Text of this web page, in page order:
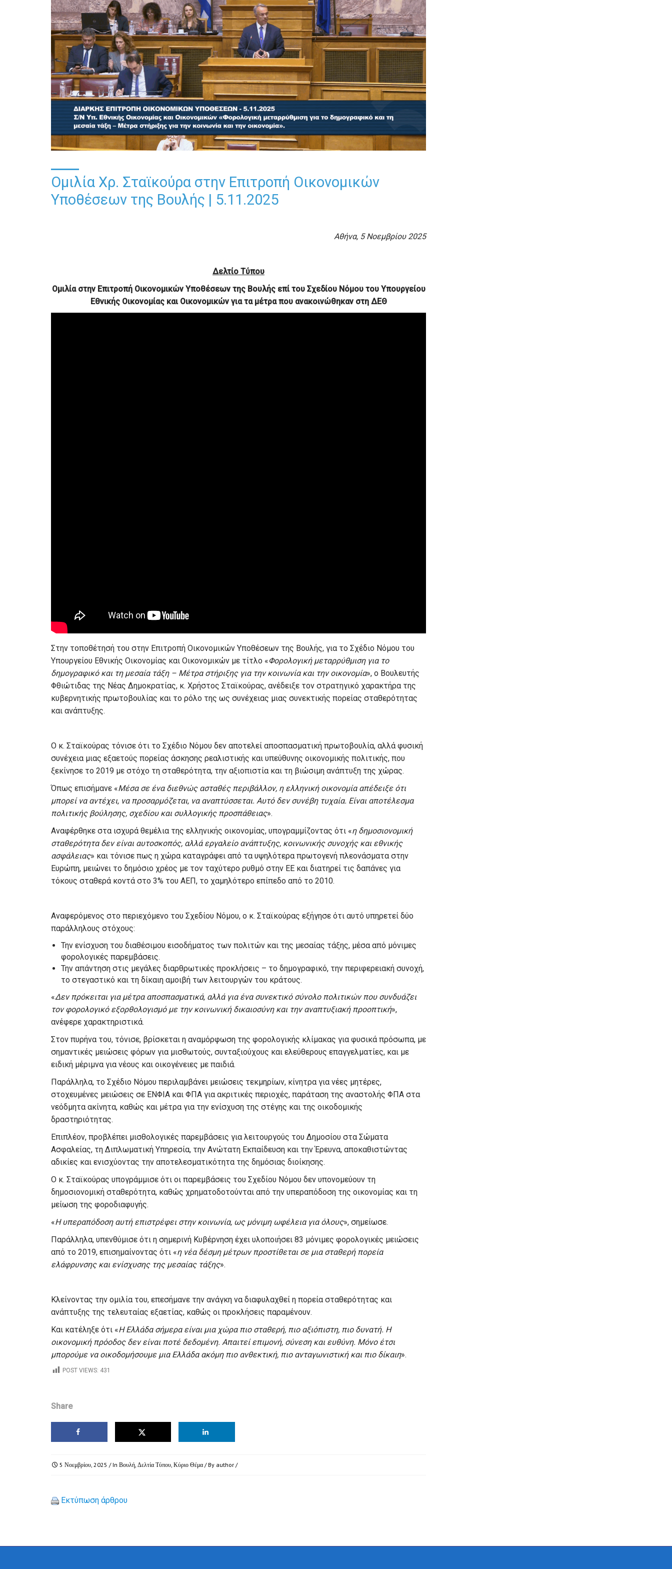
Ομιλία Χρ. Σταϊκούρα στην Επιτροπή Οικονομικών
Υποθέσεων της Βουλής | 5.11.2025
Αθήνα, 5 Νοεμβρίου 2025
Δελτίο Τύπου
Ομιλία στην Επιτροπή Οικονομικών Υποθέσεων της Βουλής επί του Σχεδίου Νόμου του Υπουργείου
Εθνικής Οικονομίας και Οικονομικών για τα μέτρα που ανακοινώθηκαν στη ΔΕΘ
Στην τοποθέτησή του στην Επιτροπή Οικονομικών Υποθέσεων της Βουλής, για το Σχέδιο Νόμου του
Υπουργείου Εθνικής Οικονομίας και Οικονομικών με τίτλο «Φορολογική μεταρρύθμιση για το
δημογραφικό και τη μεσαία τάξη – Μέτρα στήριξης για την κοινωνία και την οικονομία», ο Βουλευτής
Φθιώτιδας της Νέας Δημοκρατίας, κ. Χρήστος Σταϊκούρας, ανέδειξε τον στρατηγικό χαρακτήρα της
κυβερνητικής πρωτοβουλίας και το ρόλο της ως συνέχειας μιας συνεκτικής πορείας σταθερότητας
και ανάπτυξης.
Ο κ. Σταϊκούρας τόνισε ότι το Σχέδιο Νόμου δεν αποτελεί αποσπασματική πρωτοβουλία, αλλά φυσική
συνέχεια μιας εξαετούς πορείας άσκησης ρεαλιστικής και υπεύθυνης οικονομικής πολιτικής, που
ξεκίνησε το 2019 με στόχο τη σταθερότητα, την αξιοπιστία και τη βιώσιμη ανάπτυξη της χώρας.
Όπως επισήμανε «Μέσα σε ένα διεθνώς ασταθές περιβάλλον, η ελληνική οικονομία απέδειξε ότι
μπορεί να αντέχει, να προσαρμόζεται, να αναπτύσσεται. Αυτό δεν συνέβη τυχαία. Είναι αποτέλεσμα
πολιτικής βούλησης, σχεδίου και συλλογικής προσπάθειας».
Αναφέρθηκε στα ισχυρά θεμέλια της ελληνικής οικονομίας, υπογραμμίζοντας ότι «η δημοσιονομική
σταθερότητα δεν είναι αυτοσκοπός, αλλά εργαλείο ανάπτυξης, κοινωνικής συνοχής και εθνικής
ασφάλειας» και τόνισε πως η χώρα καταγράφει από τα υψηλότερα πρωτογενή πλεονάσματα στην
Ευρώπη, μειώνει το δημόσιο χρέος με τον ταχύτερο ρυθμό στην ΕΕ και διατηρεί τις δαπάνες για
τόκους σταθερά κοντά στο 3% του ΑΕΠ, το χαμηλότερο επίπεδο από το 2010.
Αναφερόμενος στο περιεχόμενο του Σχεδίου Νόμου, ο κ. Σταϊκούρας εξήγησε ότι αυτό υπηρετεί δύο
παράλληλους στόχους:
Την ενίσχυση του διαθέσιμου εισοδήματος των πολιτών και της μεσαίας τάξης, μέσα από μόνιμες
φορολογικές παρεμβάσεις.
Την απάντηση στις μεγάλες διαρθρωτικές προκλήσεις – το δημογραφικό, την περιφερειακή συνοχή,
το στεγαστικό και τη δίκαιη αμοιβή των λειτουργών του κράτους.
«Δεν πρόκειται για μέτρα αποσπασματικά, αλλά για ένα συνεκτικό σύνολο πολιτικών που συνδυάζει
τον φορολογικό εξορθολογισμό με την κοινωνική δικαιοσύνη και την αναπτυξιακή προοπτική»,
ανέφερε χαρακτηριστικά.
Στον πυρήνα του, τόνισε, βρίσκεται η αναμόρφωση της φορολογικής κλίμακας για φυσικά πρόσωπα, με
σημαντικές μειώσεις φόρων για μισθωτούς, συνταξιούχους και ελεύθερους επαγγελματίες, και με
ειδική μέριμνα για νέους και οικογένειες με παιδιά.
Παράλληλα, το Σχέδιο Νόμου περιλαμβάνει μειώσεις τεκμηρίων, κίνητρα για νέες μητέρες,
στοχευμένες μειώσεις σε ΕΝΦΙΑ και ΦΠΑ για ακριτικές περιοχές, παράταση της αναστολής ΦΠΑ στα
νεόδμητα ακίνητα, καθώς και μέτρα για την ενίσχυση της στέγης και της οικοδομικής
δραστηριότητας.
Επιπλέον, προβλέπει μισθολογικές παρεμβάσεις για λειτουργούς του Δημοσίου στα Σώματα
Ασφαλείας, τη Διπλωματική Υπηρεσία, την Ανώτατη Εκπαίδευση και την Έρευνα, αποκαθιστώντας
αδικίες και ενισχύοντας την αποτελεσματικότητα της δημόσιας διοίκησης.
Ο κ. Σταϊκούρας υπογράμμισε ότι οι παρεμβάσεις του Σχεδίου Νόμου δεν υπονομεύουν τη
δημοσιονομική σταθερότητα, καθώς χρηματοδοτούνται από την υπεραπόδοση της οικονομίας και τη
μείωση της φοροδιαφυγής.
«Η υπεραπόδοση αυτή επιστρέφει στην κοινωνία, ως μόνιμη ωφέλεια για όλους», σημείωσε.
Παράλληλα, υπενθύμισε ότι η σημερινή Κυβέρνηση έχει υλοποιήσει 83 μόνιμες φορολογικές μειώσεις
από το 2019, επισημαίνοντας ότι «η νέα δέσμη μέτρων προστίθεται σε μια σταθερή πορεία
ελάφρυνσης και ενίσχυσης της μεσαίας τάξης».
Κλείνοντας την ομιλία του, επεσήμανε την ανάγκη να διαφυλαχθεί η πορεία σταθερότητας και
ανάπτυξης της τελευταίας εξαετίας, καθώς οι προκλήσεις παραμένουν.
Και κατέληξε ότι «Η Ελλάδα σήμερα είναι μια χώρα πιο σταθερή, πιο αξιόπιστη, πιο δυνατή. Η
οικονομική πρόοδος δεν είναι ποτέ δεδομένη. Απαιτεί επιμονή, σύνεση και ευθύνη. Μόνο έτσι
μπορούμε να οικοδομήσουμε μια Ελλάδα ακόμη πιο ανθεκτική, πιο ανταγωνιστική και πιο δίκαιη».
POST VIEWS: 431
Share
5 Νοεμβρίου, 2025 / In Βουλή Δελτία Τύπου Κύριο Θέμα / By author /
Εκτύπωση άρθρου